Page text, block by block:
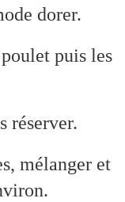
dorer.
puis les
réserver.
mélanger et